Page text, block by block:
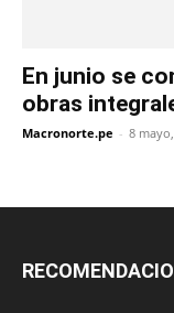
En junio se
obras
Macronorte.pe - 8